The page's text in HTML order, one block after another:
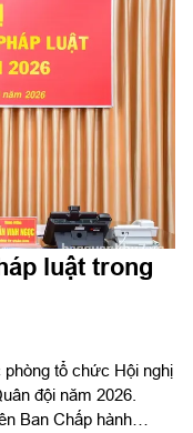
TP Hồ Chí Minh).
luật trong
tổ chức Hội nghị
đội năm 2026.
Ban Chấp hành